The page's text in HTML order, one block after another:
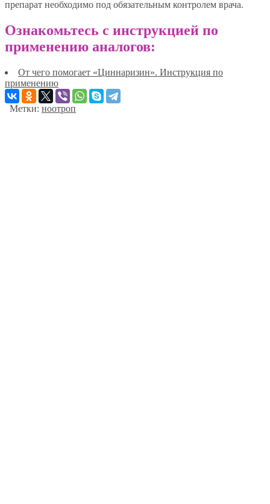
препарат необходимо под обязательным контролем врача.
Ознакомьтесь с инструкцией по
применению аналогов:
От чего помогает «Циннаризин». Инструкция по
применению
Метки: ноотроп